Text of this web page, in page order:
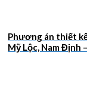
Phương án thiết
Mỹ Lộc, Nam Định